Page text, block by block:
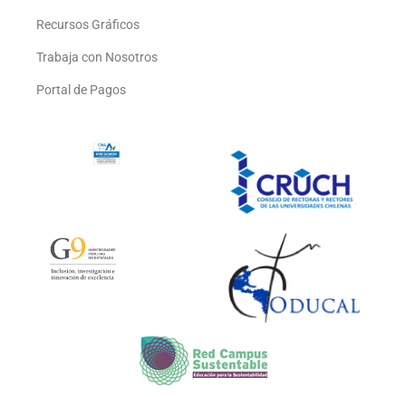
Recursos Gráficos
Trabaja con Nosotros
Portal de Pagos